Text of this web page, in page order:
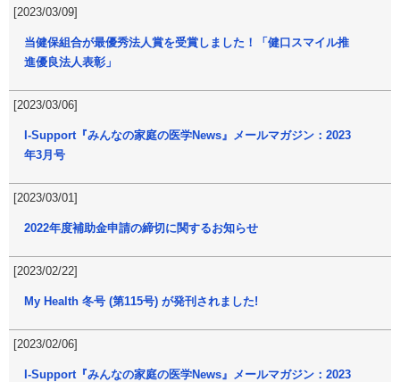
[2023/03/09]
当健保組合が最優秀法人賞を受賞しました！「健口スマイル推
進優良法人表彰」
[2023/03/06]
I-Support『みんなの家庭の医学News』メールマガジン：2023
年3月号
[2023/03/01]
2022年度補助金申請の締切に関するお知らせ
[2023/02/22]
My Health 冬号 (第115号) が発刊されました!
[2023/02/06]
I-Support『みんなの家庭の医学News』メールマガジン：2023